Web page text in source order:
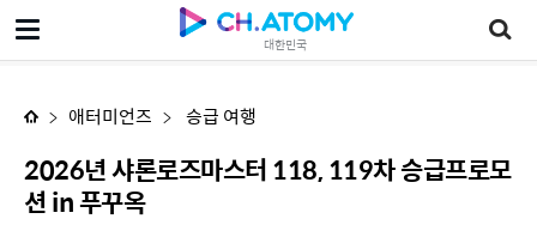
대한민국
애터미언즈 승급 여행
2026년 샤론로즈마스터 118, 119차 승급프로모
션 in 푸꾸옥